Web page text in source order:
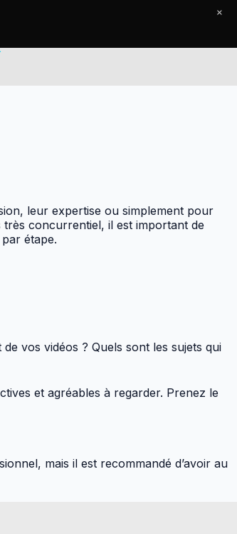
leur expertise ou simplement pour
très concurrentiel, il est important de
étape.
vos vidéos ? Quels sont les sujets qui
et agréables à regarder. Prenez le
mais il est recommandé d’avoir au
×